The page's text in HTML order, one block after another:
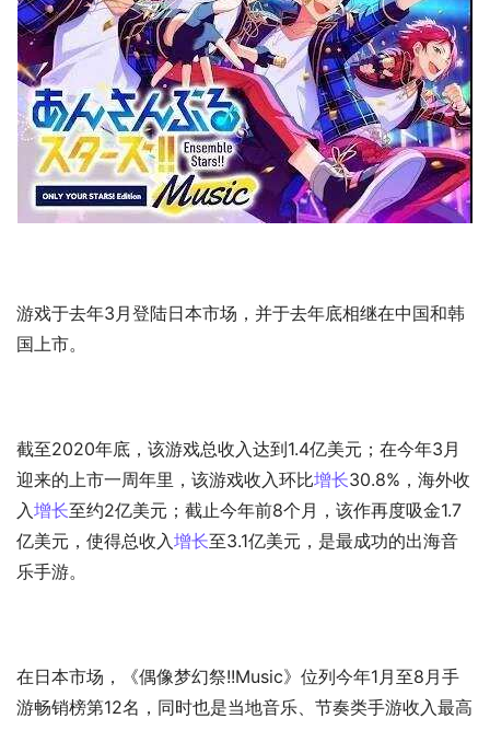
游戏于去年3月登陆日本市场，并于去年底相继在中国和韩
国上市。
截至2020年底，该游戏总收入达到1.4亿美元；在今年3月
迎来的上市一周年里，该游戏收入环比增长30.8%，海外收
入增长至约2亿美元；截止今年前8个月，该作再度吸金1.7
亿美元，使得总收入增长至3.1亿美元，是最成功的出海音
乐手游。
在日本市场，《偶像梦幻祭!!Music》位列今年1月至8月手
游畅销榜第12名，同时也是当地音乐、节奏类手游收入最高